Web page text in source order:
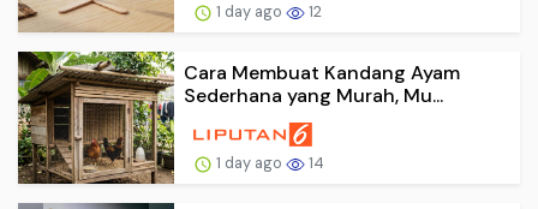
1 day ago 12
Cara Membuat Kandang Ayam
Sederhana yang Murah, Mu...
1 day ago 14